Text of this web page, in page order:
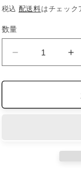
常
価
格
税込 配送料はチェック
数量
reflection
イ
ナ
イ
ン
ナ
ー